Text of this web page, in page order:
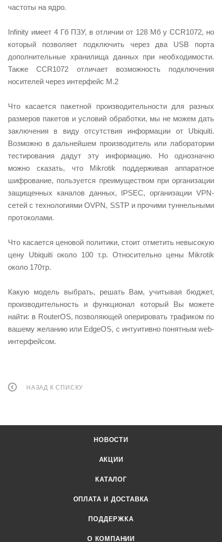
частоты на ядро.
Infinity имеет 4 Гб ПЗУ, в отличии от 128 Мб у CCR1072, но
который позволяет подключить через два USB порта
дополнительные хранилища данных при необходимости.
Также CCR1072 отличает возможность подключения
носителей через интерфейс M.2
Что касается пакетной производительности для разных
размеров пакетов и условий обработки, мы не можем дать
заключения в виду отсутствия информации от Ubiquiti.
Возможно в дальнейшем производитель или лаборатории
тестирования дадут эту информацию. Но однозначно
можно сказать, что Mikrotik поддерживая аппаратное
шифрование, пользуется преимуществом при организации
защищенных каналов данных, IPSEC, организации VPN-
сетей с технологиями OVPN, SSTP и прочими туннельными
протоколами.
Что касается ценовой политики, стоит отметить невысокую
цену Ubiquiti около 100 т.р. Относительно цены Mikrotik
около 170тр.
Какую модель выбрать, решать Вам, учитывая бюджет,
производительность и функционал который Вы можете
найти: в RouterOS, позволяющей оперировать трафиком по
вашему желанию или EdgeOS, c интуитивно понятным web-
интерфейсом.
НАЗАД К СПИСКУ
НОВОСТИ
АКЦИИ
КАТАЛОГ
ОПЛАТА И ДОСТАВКА
ПОДДЕРЖКА
О КОМПАНИИ